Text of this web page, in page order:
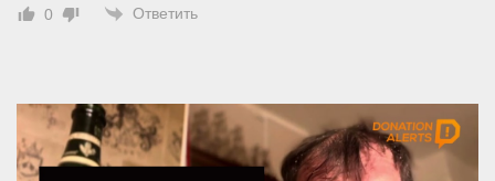
0 Ответить